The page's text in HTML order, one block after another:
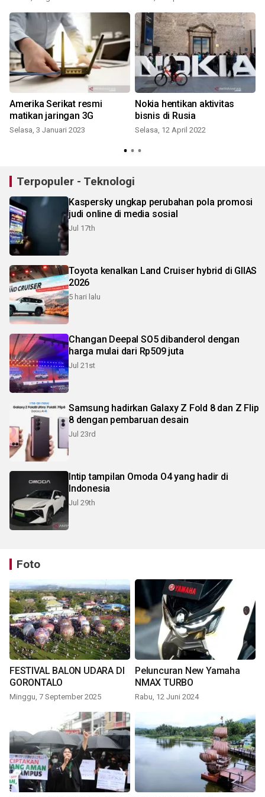
Amerika Serikat resmi
matikan jaringan 3G
Selasa, 3 Januari 2023
Nokia hentikan aktivitas
bisnis di Rusia
Selasa, 12 April 2022
Terpopuler - Teknologi
Kaspersky ungkap perubahan pola promosi
judi online di media sosial
Jul 17th
Toyota kenalkan Land Cruiser hybrid di GIIAS
2026
5 hari lalu
Changan Deepal SO5 dibanderol dengan
harga mulai dari Rp509 juta
Jul 21st
Samsung hadirkan Galaxy Z Fold 8 dan Z Flip
8 dengan pembaruan desain
Jul 23rd
Intip tampilan Omoda O4 yang hadir di
Indonesia
Jul 29th
Foto
FESTIVAL BALON UDARA DI
GORONTALO
Minggu, 7 September 2025
Peluncuran New Yamaha
NMAX TURBO
Rabu, 12 Juni 2024